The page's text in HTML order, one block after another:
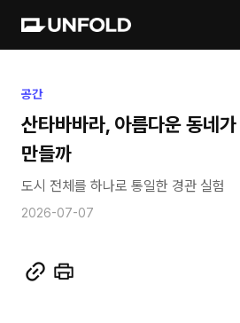
IGIS
공간
공간
산타바바라, 아름다운 동네
만들까
도시 전체를 하나로 통일한 경관 실험
2026-07-07